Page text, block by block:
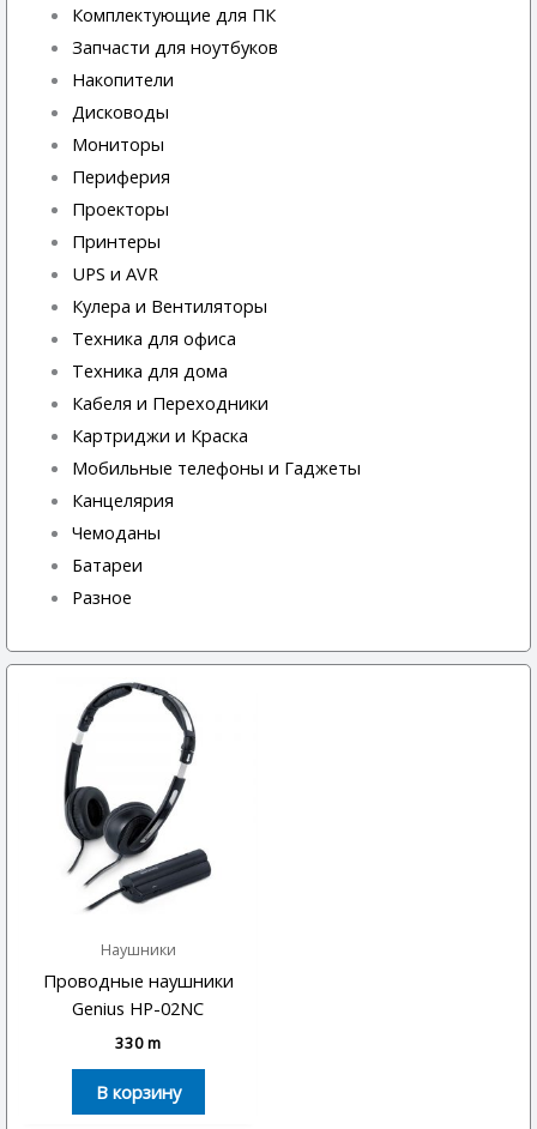
Комплектующие для ПК
Запчасти для ноутбуков
Накопители
Дисководы
Мониторы
Периферия
Проекторы
Принтеры
UPS и AVR
Кулера и Вентиляторы
Техника для офиса
Техника для дома
Кабеля и Переходники
Картриджи и Краска
Мобильные телефоны и Гаджеты
Канцелярия
Чемоданы
Батареи
Разное
Наушники
Проводные наушники
Genius HP-02NC
330m
В корзину